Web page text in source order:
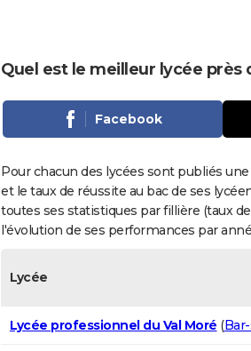
Quel est le meilleur lycée près
Facebook
Pour chacun des lycées sont publiés
et le taux de réussite au bac de ses
toutes ses statistiques par fillière (taux
l'évolution de ses performances par
Lycée
Lycée professionnel du Val Moré (